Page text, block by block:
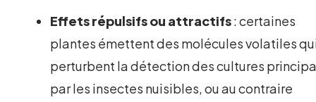
Effets répulsifs ou attractifs: certaines
plantes émettent des molécules volatiles
perturbent la détection des cultures
par les insectes nuisibles, ou au contraire